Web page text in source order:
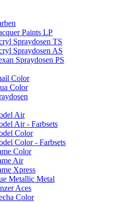
Paints LP
Spraydosen TS
Spraydosen AS
Spraydosen PS
Color
Color
Air
Air - Farbsets
Color
Color - Farbsets
Color
Air
Xpress
Metallic Metal
Aces
Color